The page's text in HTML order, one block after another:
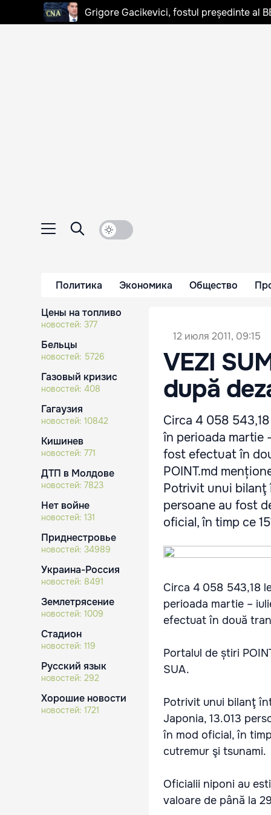
Grigore Gacikevici, fostul președinte al
Политика Экономика Общество
Цены на топливо
новостей: 377
Бельцы
новостей: 5726
Газовый кризис
новостей: 408
Гагаузия
новостей: 10842
Кишинев
новостей: 771
ДТП в Молдове
новостей: 7823
Нет войне
новостей: 131
Приднестровье
новостей: 34989
Украина-Россия
новостей: 8491
Землетрясение
новостей: 1009
Стадион
новостей: 119
Русский язык
новостей: 292
Хорошие новости
новостей: 1721
12 июля 2011, 09:15
VEZI
după
Circa 4 058
în perioada martie
fost efectuat în
POINT.md
Potrivit unui bilanţ
persoane au fost
oficial, în timp ce
Circa 4 058 543,18
perioada martie –
efectuat în două
Portalul de știri
SUA.
Potrivit unui bilanţ
Japonia, 13.013
în mod oficial, în
cutremur şi tsunami.
Oficialii niponi au
valoare de până la